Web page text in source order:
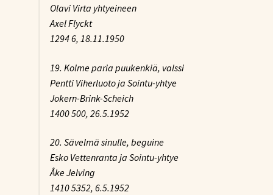
Olavi Virta yhtyeineen
Axel Flyckt
1294 6, 18.11.1950
19. Kolme paria puukenkiä, valssi
Pentti Viherluoto ja Sointu-yhtye
Jokern-Brink-Scheich
1400 500, 26.5.1952
20. Sävelmä sinulle, beguine
Esko Vettenranta ja Sointu-yhtye
Åke Jelving
1410 5352, 6.5.1952